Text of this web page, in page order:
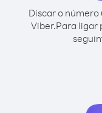
Discar o
Viber.Para ligar